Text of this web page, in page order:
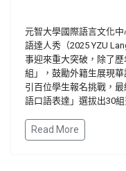
元智大學國際語言文化
語達人秀（2025 YZU
事迎來重大突破，除了
組」，鼓勵外籍生展現
引百位學生報名挑戰，
語口語表達」選拔出30
Read More